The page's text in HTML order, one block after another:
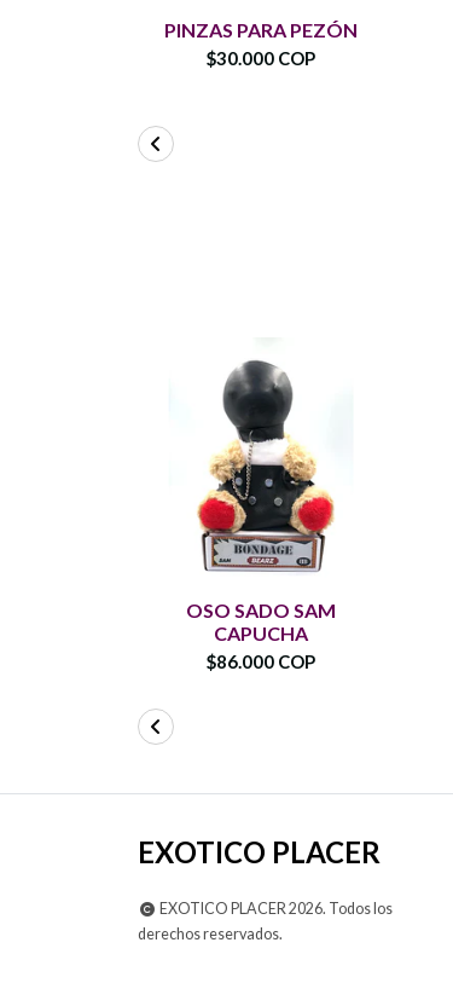
PINZAS PARA PEZÓN
$30.000 COP
OSO SADO SAM
CAPUCHA
$86.000 COP
EXOTICO PLACER
EXOTICO PLACER 2026. Todos los
derechos reservados.